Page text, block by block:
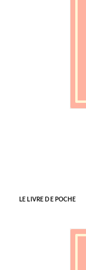
LE LIVRE DE POCHE